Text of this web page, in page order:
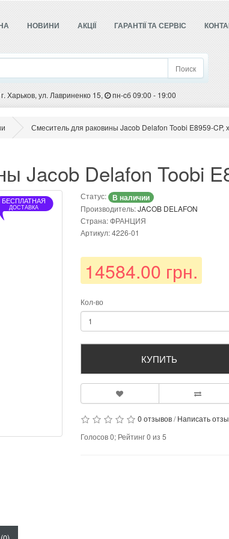
НОВИНИ АКЦІЇ ГАРАНТІЇ ТА СЕРВІС
Поиск
г. Харьков, ул. Лавриненко 15, пн-cб 09:00 - 19:00
Смеситель для раковины Jacob Delafon Toobi E8959-CP,
Jacob Delafon Toobi
БЕСПЛАТНАЯ
ДОСТАВКА
Статус: В наличии
Производитель:JACOB DELAFON
Страна: ФРАНЦИЯ
Артикул: 4226-01
14584.00 грн.
Кол-во
КУПИТЬ
0 отзывов/Написать
Голосов0; Рейтинг0 из 5